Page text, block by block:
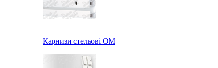
Карнизи стельові ОМ